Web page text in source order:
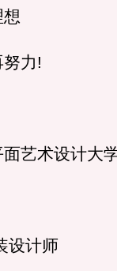
力!
艺术设计大
计师